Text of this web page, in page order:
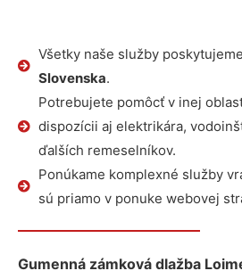
Všetky naše služby
Slovenska.
Potrebujete pomôcť v inej
dispozícii aj elektrikára,
ďalších remeselníkov.
Ponúkame komplexné služby
sú priamo v ponuke webovej
Gumenná zámková dlažba